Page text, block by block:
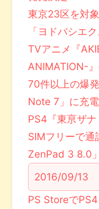
東京23区を対
「ヨドバシエ
TVアニメ『
ANIMATION-
70件以上の爆
Note 7」に充
PS4『東亰ザ
SIMフリーで通
ZenPad 3 8.0」
2016/09/13
PS StoreでPS4